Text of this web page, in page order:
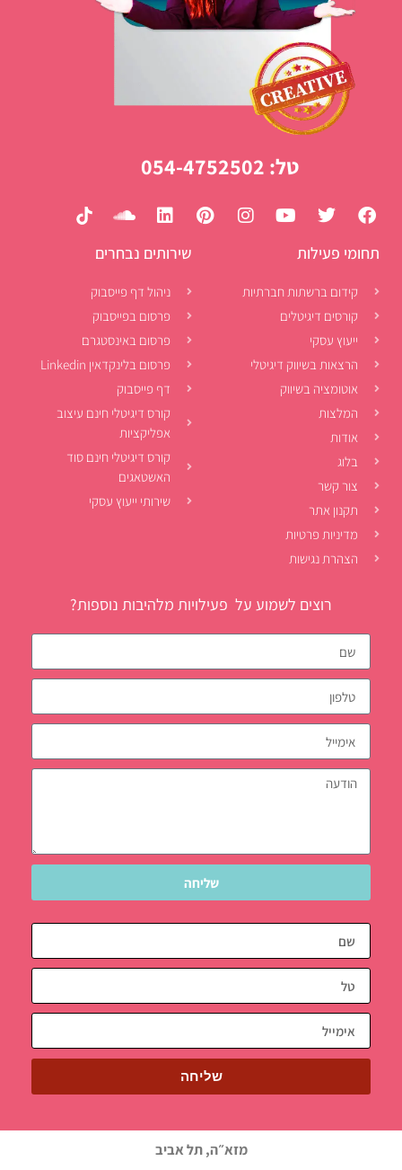
טל: 054-4752502
תחומי פעילות
קידום ברשתות חברתיות
קורסים דיגיטלים
ייעוץ עסקי
הרצאות בשיווק דיגיטלי
אוטומציה בשיווק
המלצות
אודות
בלוג
צור קשר
תקנון אתר
מדיניות פרטיות
הצהרת נגישות
שירותים נבחרים
ניהול דף פייסבוק
פרסום בפייסבוק
פרסום באינסטגרם
פרסום בלינקדאין Linkedin
דף פייסבוק
קורס דיגיטלי חינם עיצוב
אפליקציות
קורס דיגיטלי חינם סוד
האשטאגים
שירותי ייעוץ עסקי
רוצים לשמוע על פעילויות מלהיבות נוספות?
שליחה
שליחה
מזא״ה, תל אביב